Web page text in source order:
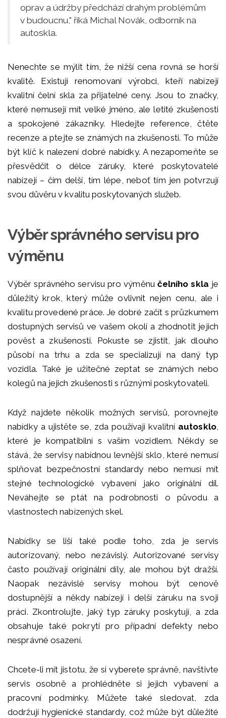
oprav a údržby předchází drahým problémům
v budoucnu," říká Michal Novák, odborník na
autoskla.
Nenechte se mýlit tím, že nižší cena rovná se horší
kvalitě. Existují renomovaní výrobci, kteří nabízejí
kvalitní čelní skla za přijatelné ceny. Jsou to značky,
které nemusejí mít velké jméno, ale letité zkušenosti
a spokojené zákazníky. Hledejte reference, čtěte
recenze a ptejte se známých na zkušenosti. To může
být klíč k nalezení dobré nabídky. A nezapomeňte se
přesvědčit o délce záruky, které poskytovatelé
nabízejí – čím delší, tím lépe, neboť tím jen potvrzují
svou důvěru v kvalitu poskytovaných služeb.
Výběr správného servisu pro
výměnu
Výběr správného servisu pro výměnu čelního skla je
důležitý krok, který může ovlivnit nejen cenu, ale i
kvalitu provedené práce. Je dobré začít s průzkumem
dostupných servisů ve vašem okolí a zhodnotit jejich
pověst a zkušenosti. Pokuste se zjistit, jak dlouho
působí na trhu a zda se specializují na daný typ
vozidla. Také je užitečné zeptat se známých nebo
kolegů na jejich zkušenosti s různými poskytovateli.
Když najdete několik možných servisů, porovnejte
nabídky a ujistěte se, zda používají kvalitní autosklo,
které je kompatibilní s vaším vozidlem. Někdy se
stává, že servisy nabídnou levnější sklo, které nemusí
splňovat bezpečnostní standardy nebo nemusí mít
stejné technologické vybavení jako originální díl.
Neváhejte se ptát na podrobnosti o původu a
vlastnostech nabízených skel.
Nabídky se liší také podle toho, zda je servis
autorizovaný, nebo nezávislý. Autorizované servisy
často používají originální díly, ale mohou být dražší.
Naopak nezávislé servisy mohou být cenově
dostupnější a někdy nabízejí i delší záruku na svoji
práci. Zkontrolujte, jaký typ záruky poskytují, a zda
obsahuje také pokrytí pro případní defekty nebo
nesprávné osazení.
Chcete-li mít jistotu, že si vyberete správně, navštivte
servis osobně a prohlédněte si jejich vybavení a
pracovní podmínky. Můžete také sledovat, zda
dodržují hygienické standardy, což může být důležité